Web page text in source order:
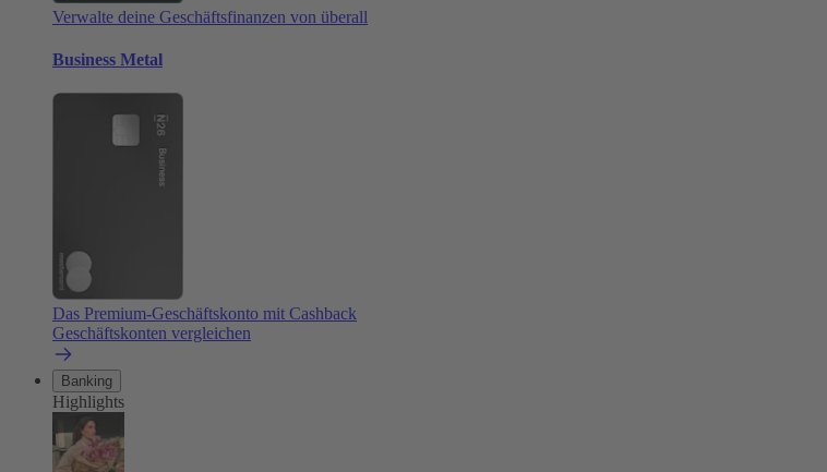
Verwalte deine Geschäftsfinanzen von überall
Business Metal
Das Premium-Geschäftskonto mit Cashback
Geschäftskonten vergleichen
Banking
Highlights